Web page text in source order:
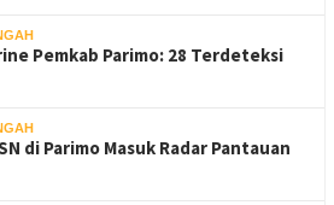
Pemkab Parimo: 28 Terdeteksi
di Parimo Masuk Radar Pantauan